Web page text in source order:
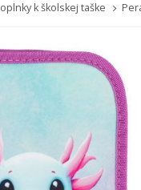
k školskej taške